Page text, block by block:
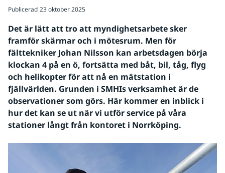
Publicerad 23 oktober 2025
Det är lätt att tro att myndighetsarbete sker
framför skärmar och i mötesrum. Men för
fälttekniker Johan Nilsson kan arbetsdagen börja
klockan 4 på en ö, fortsätta med båt, bil, tåg, flyg
och helikopter för att nå en mätstation i
fjällvärlden. Grunden i SMHIs verksamhet är de
observationer som görs. Här kommer en inblick i
hur det kan se ut när vi utför service på våra
stationer långt från kontoret i Norrköping.